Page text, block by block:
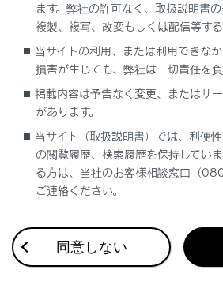
QRコードはこちら
受付時間
09:00～17:00
ご愛用車のお問い合わせは、自動
「個人情報保護方針」については、
https://lexus.jp/privacy_policy/
す。
ます。弊社の許可なく、取扱説明書の
複製、複写、改変もしくは配信等する
当サイトの利用、または利用できな
損害が生じても、弊社は一切責任を負
掲載内容は予告なく変更、またはサ
があります。
当サイト（取扱説明書）では、利便
の閲覧履歴、検索履歴を保持してい
る方は、当社のお客様相談窓口（
ご連絡ください。
同意しない